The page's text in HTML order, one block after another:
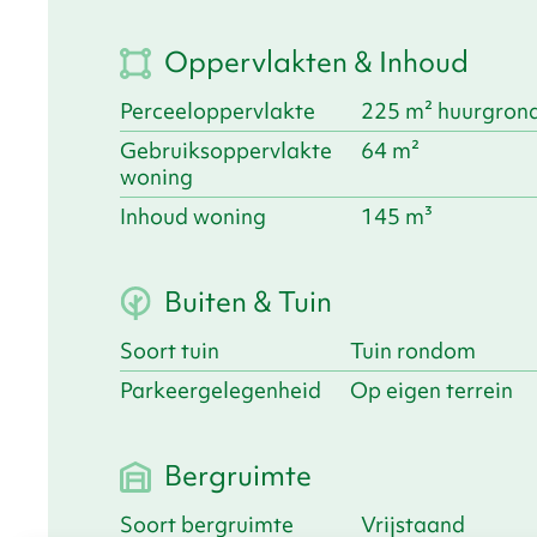
Oppervlakten & Inhoud
Perceeloppervlakte
225 m²
Gebruiksoppervlakte
woning
64 m²
Inhoud woning 145 m³
Buiten & Tuin
Soort tuin
Tuin rondom
Parkeergelegenheid
Op eigen terrein
Bergruimte
Soort bergruimte Vrijstaand